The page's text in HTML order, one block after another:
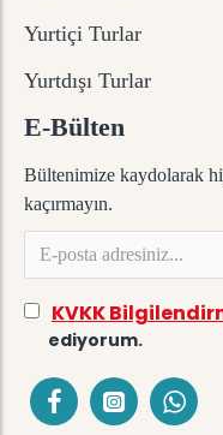
Yurtiçi Turlar
Yurtdışı Turlar
E-Bülten
Bültenimize kaydolarak
kaçırmayın.
KVKK
ediyorum.